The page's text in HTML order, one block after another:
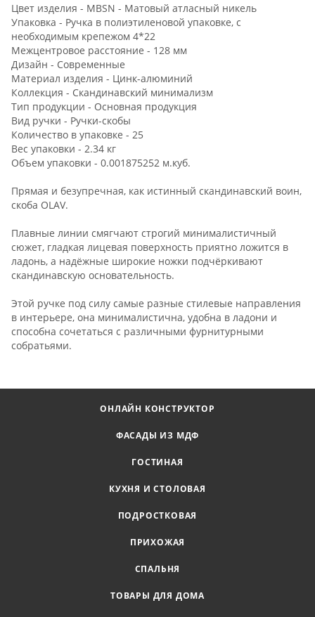
Цвет изделия - MBSN - Матовый атласный никель
Упаковка - Ручка в полиэтиленовой упаковке, с
необходимым крепежом 4*22
Межцентровое расстояние - 128 мм
Дизайн - Современные
Материал изделия - Цинк-алюминий
Коллекция - Скандинавский минимализм
Тип продукции - Основная продукция
Вид ручки - Ручки-скобы
Количество в упаковке - 25
Вес упаковки - 2.34 кг
Объем упаковки - 0.001875252 м.куб.
Прямая и безупречная, как истинный скандинавский воин,
скоба OLAV.
Плавные линии смягчают строгий минималистичный
сюжет, гладкая лицевая поверхность приятно ложится в
ладонь, а надёжные широкие ножки подчёркивают
скандинавскую основательность.
Этой ручке под силу самые разные стилевые направления
в интерьере, она минималистична, удобна в ладони и
способна сочетаться с различными фурнитурными
собратьями.
ОНЛАЙН КОНСТРУКТОР
ФАСАДЫ ИЗ МДФ
ГОСТИНАЯ
КУХНЯ И СТОЛОВАЯ
ПОДРОСТКОВАЯ
ПРИХОЖАЯ
СПАЛЬНЯ
ТОВАРЫ ДЛЯ ДОМА